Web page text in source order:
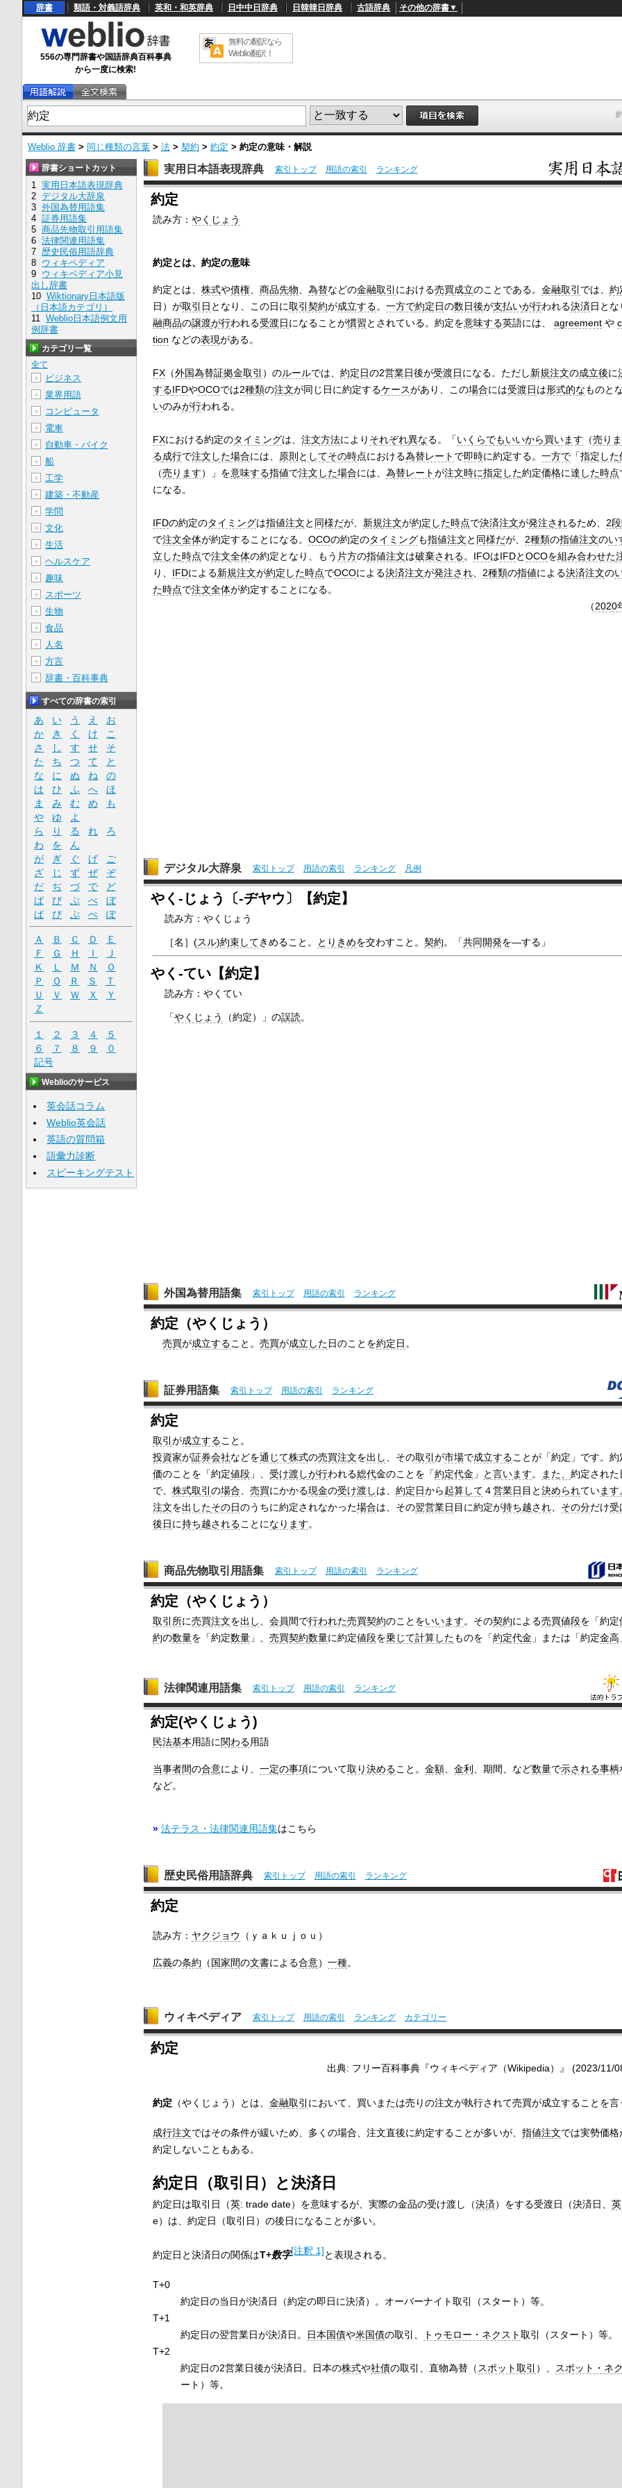
辞書 類語・対義語辞典 英和・和英辞典 日中中日辞典 日韓韓日辞典 古語辞典 その他の辞書▼
556の専門辞書や国語辞典百科事典
から一度に検索!
無料の翻訳なら
Weblio翻訳！
Weblio 辞書 > 同じ種類の言葉 > 法 > 契約 > 約定 > 約定の意味・解説
U
/
L
4
5
%
実用日本語表現辞典 索引トップ 用語の索引 ランキング
約定
読み方： やくじょう
約定とは、約定の意味
約定とは、 株式や債権、 商品先物 為替などの金融取引 における売買成立のことである。 金融取引 では、 約
日）が取引日 となり、この日に取引 契約が成立する。 一方で約定日の数日後が支払いが行われる決済日とな
融商品の譲渡が行われる受渡日になることが慣習とされている。約定を意味する英語には、 agreementや
tion などの表現がある。
FX（外国為替証拠金取引 ）のルールでは、 約定日の2営業日後が受渡日になる。ただし新規注文の成立後に
するIFDやOCOでは2種類の注文が同じ日に約定するケースがあり、この場合には受渡日は形式的なものと
いのみが行われる。
FXにおける約定のタイミングは、 注文方法により それぞれ異なる。「いくらでもいいから買います （売り
る成行で注文した場合には、 原則としてその時点における為替レート で即時に約定する。 一方で「指定した
（売ります）」を意味する指値で注文した場合には、 為替レートが注文時に指定した約定価格に達した時点
になる。
IFDの約定のタイミングは指値注文と 同様だが、 新規注文が約定した時点で決済注文が発注されるため、 2段
で注文全体が約定することになる。 OCOの約定のタイミングも指値注文と 同様だが、 2種類の指値注文のい
立した時点で注文全体の約定となり、もう 片方の指値注文は破棄される。 IFOはIFDとOCOを組み合わせた
り、 IFDによる新規注文が約定した時点でOCOによる決済注文が発注され、 2種類の指値による決済注文の
た時点で注文全体が約定することになる。
（2020
デジタル大辞泉 索引トップ 用語の索引 ランキング 凡例
やく‐じょう〔‐ヂヤウ〕【約定】
読み方：やくじょう
［名］(スル)約束してきめること。 とりきめを交わすこと。契約。「共同開発を―する」
やく‐てい【約定】
読み方：やくてい
「やくじょう （約定）」の誤読。
外国為替用語集 索引トップ 用語の索引 ランキング
約定（やくじょう）
売買が成立すること。 売買が成立した日のことを約定日 。
証券用語集 索引トップ 用語の索引 ランキング
約定
取引 が成立すること。
投資家が証券会社などを通じて株式の売買注文を出し 、その取引 が市場で成立することが「約定」です。約
価のことを「約定値段」、 受け渡しが行われる総代金のことを「約定代金 」 と言います。 また、 約定された
で、 株式取引 の場合 売買にかかる現金の受け渡しは、 約定日から起算して ４営業日 目と決められています
注文を出したその日のうちに約定されなかった場合は、その翌営業日 目に約定が持ち越され、 その分だけ受
後日に持ち越されることになります。
商品先物取引用語集 索引トップ 用語の索引 ランキング
約定（やくじょう）
取引所に売買注文を出し 会員間で行われた売買契約のことをいいます。その契約による売買値段を「約定
約の数量を「約定数量」、 売買契約数量に約定値段を乗じて計算したものを「約定代金 」または「約定金高
法律関連用語集 索引トップ 用語の索引 ランキング
約定(やくじょう)
民法基本用語に関わる用語
当事者間の合意により、 一定の事項について取り決めること。 金額、 金利 、期間、など数量で示される事柄
など。
» 法テラス・法律関連用語集はこちら
歴史民俗用語辞典 索引トップ 用語の索引 ランキング
約定
読み方： ヤクジョウ （ｙａｋｕｊｏｕ）
広義の条約 （国家間の文書による合意） 一種。
ウィキペディア 索引トップ 用語の索引 ランキング カテゴリー
約定
出典: フリー百科事典『ウィキペディア（Wikipedia）』 (2023/11/
約定 （やくじょう）とは、 金融取引 において、買いまたは売りの注文が執行されて売買が成立することを言
成行注文ではその条件が緩いため、多くの場合、注文直後に約定することが多いが、 指値注文では実勢価
約定しないこともある。
約定日（取引日）と決済日
約定日は取引日（英: trade date）を意味するが、実際の金品の受け渡し（決済）をする受渡日（決済日、 英
e）は、約定日（取引日）の後日になることが多い。
約定日と決済日の関係はT+数字[注釈 1]と表現される。
T+0
約定日の当日が決済日（約定の即日に決済）。オーバーナイト取引（スタート）等。
T+1
約定日の翌営業日が決済日。
日本国債や米国債の取引、 トゥモロー・ネクスト取引（スタート）等。
T+2
約定日の2営業日後が決済日。日本の株式や社債の取引、直物為替（スポット取引 ）、 スポット・ネ
ート）等。
辞書ショートカット
1 実用日本語表現辞典
2 デジタル大辞泉
3 外国為替用語集
4 証券用語集
5 商品先物取引用語集
6 法律関連用語集
7 歴史民俗用語辞典
8 ウィキペディア
9 ウィキペディア小見
出し辞書
10 Wiktionary日本語版
（日本語カテゴリ）
11 Weblio日本語例文用
例辞書
カテゴリ一覧
全て
＋
ビジネス
＋ 業界用語
＋ コンピュータ
＋ 電車
＋ 自動車・バイク
＋ 船
＋ 工学
＋ 建築・不動産
＋ 学問
＋ 文化
＋ 生活
＋ ヘルスケア
＋ 趣味
＋ スポーツ
＋ 生物
＋ 食品
＋ 人名
＋ 方言
＋ 辞書・百科事典
すべての辞書の索引
あ い う え
お
か
き く け
こ
さ
し す せ
そ
た
ち つ て
と
な
に ぬ ね
の
は
ひ ふ へ
ほ
ま
み む め
も
や
ゆ
よ
ら
り る れ
ろ
わ
を
ん
が
ぎ ぐ げ
ご
ざ
じ ず ぜ
ぞ
だ
ぢ づ で
ど
ば
び ぶ べ
ぼ
ぱ
ぴ ぷ ぺ ぽ
Ａ Ｂ Ｃ Ｄ
Ｅ
Ｆ
Ｇ Ｈ Ｉ
Ｊ
Ｋ
Ｌ Ｍ Ｎ
Ｏ
Ｐ
Ｑ Ｒ Ｓ
Ｔ
Ｕ
Ｖ Ｗ Ｘ
Ｙ
Ｚ
１ ２ ３ ４
５
６
７ ８ ９
０
記号
Weblioのサービス
英会話コラム
Weblio英会話
英語の質問箱
語彙力診断
スピーキングテスト